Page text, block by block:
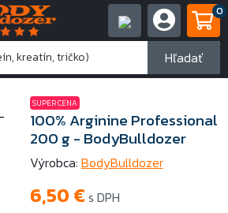
Hľadať
0
SUPER CENA
100% Arginine Professional
200 g - BodyBulldozer
Výrobca: BodyBulldozer
6,50 € s DPH